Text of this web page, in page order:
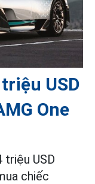
USD
One
triệu USD
chiếc